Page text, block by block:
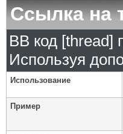
Ссылка на
BB код [thread]
Используя
Использование
Пример